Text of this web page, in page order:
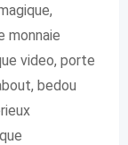
monnaie
video, porte
bedou